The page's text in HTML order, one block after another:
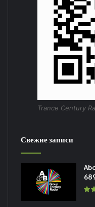
Trance Century
Свежие записи